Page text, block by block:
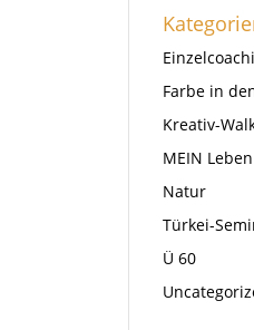
Farbe in
Kreativ-
MEIN
Natur
Türkei-
Ü 60